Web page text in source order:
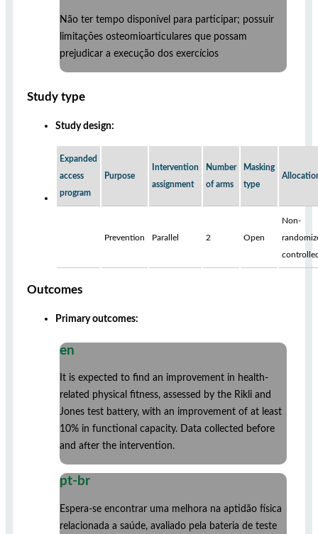
Não ter tempo disponível para participar; possuir
limitações osteomioarticulares que possam
prejudicar a execução dos exercícios
Study type
Study design:
Expanded
access
program
Purpose
Intervention
assignment
Number
of arms
Masking
type
Prevention Parallel 2 Open
Non-
Outcomes
Primary outcomes:
en
It is expected to find an improvement in health-
related physical fitness, assessed by the Rikli and
Jones test battery, with an improvement of at least
10% in functional capacity. Data collected before
and after the intervention.
pt-br
Espera-se encontrar uma melhora na aptidão física
relacionada a saúde, avaliado pela bateria de teste